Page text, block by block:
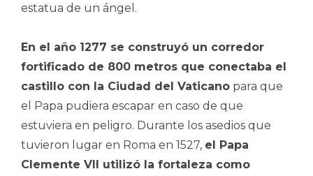
estatua de un ángel.
En el año 1277 se construyó un corredor
fortificado de 800 metros que conectaba el
castillo con la Ciudad del Vaticano para que
el Papa pudiera escapar en caso de que
estuviera en peligro. Durante los asedios que
tuvieron lugar en Roma en 1527, el Papa
Clemente VII utilizó la fortaleza como